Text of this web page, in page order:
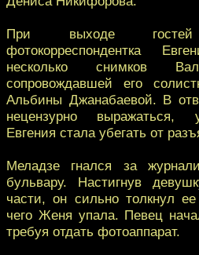
При выходе
фотокорреспондентка
несколько снимков
сопровождавшей его
Альбины Джанабаевой. В
нецензурно выражаться,
Евгения стала убегать от
Меладзе гнался за
бульвару. Настигнув
части, он сильно толкнул
чего Женя упала. Певец
требуя отдать фотоаппарат.